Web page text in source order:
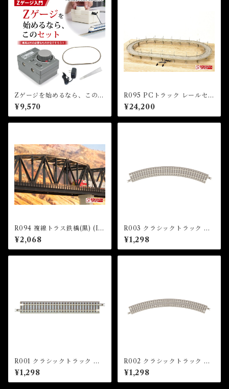
Zゲージを始めるなら、このセ
ット！（車両別売）
¥9,570
R095 PCトラック レールセッ
トH 複線高架線セット (PC T
RACK Rail Set H (Double T
rack Viaduct Set))
¥24,200
R094 複線トラス鉄橋(黒) (Ir
on Bridge Double (Black) 2
20mm x 1pc)
¥2,068
R003 クラシックトラック 曲
線レール R170-45°(4本入) (C
LASSIC TRACK Curved Tr
ack R170mm 45 ° x 4 pcs)
¥1,298
R001 クラシックトラック 直
線レール 110mm(4本入) (CL
ASSIC TRACK Straight Tra
ck 110mm x 4 pcs)
¥1,298
R002 クラシックトラック 曲
線レール R195-45°(4本入) (C
LASSIC TRACK Curved Tr
ack R195mm 45 ° x 4 pcs)
¥1,298